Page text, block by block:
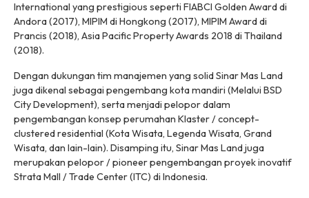
International yang prestigious seperti FIABCI Golden Award di
Andora (2017), MIPIM di Hongkong (2017), MIPIM Award di
Prancis (2018), Asia Pacific Property Awards 2018 di Thailand
(2018).
Dengan dukungan tim manajemen yang solid Sinar Mas Land
juga dikenal sebagai pengembang kota mandiri (Melalui BSD
City Development), serta menjadi pelopor dalam
pengembangan konsep perumahan Klaster / concept-
clustered residential (Kota Wisata, Legenda Wisata, Grand
Wisata, dan lain-lain). Disamping itu, Sinar Mas Land juga
merupakan pelopor / pioneer pengembangan proyek inovatif
Strata Mall / Trade Center (ITC) di Indonesia.